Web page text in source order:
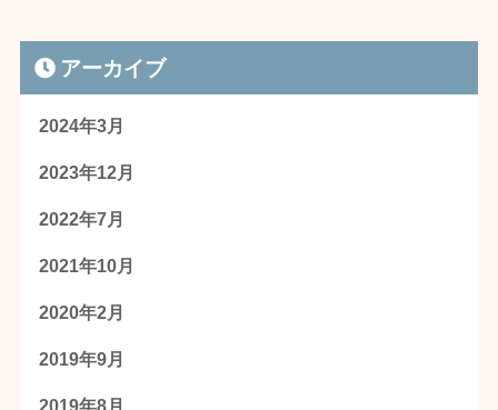
アーカイブ
2024年3月
2023年12月
2022年7月
2021年10月
2020年2月
2019年9月